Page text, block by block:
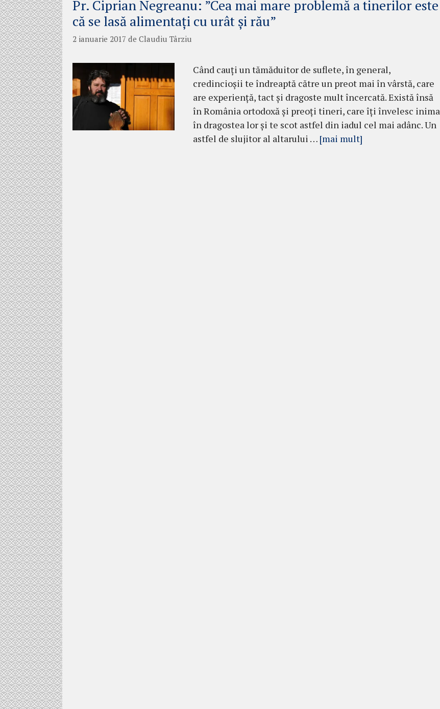
Pr. Ciprian Negreanu: ”Cea mai mare problemă a tinerilor este
că se lasă alimentați cu urât și rău”
2 ianuarie 2017 de Claudiu Târziu
Când cauţi un tămăduitor de suflete, în gene­ral,
credincioşii te îndreaptă către un preot mai în vârstă, care
are experienţă, tact şi dragoste mult încercată. Există însă
în România orto­doxă şi preoţi tineri, care îţi învelesc inima
în dragostea lor şi te scot astfel din iadul cel mai adânc. Un
astfel de slujitor al altarului … [mai mult]